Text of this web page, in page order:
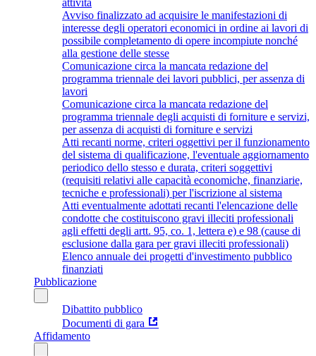
Avviso finalizzato ad acquisire le manifestazioni di
interesse degli operatori economici in ordine ai lavori di
possibile completamento di opere incompiute nonché
alla gestione delle stesse
Comunicazione circa la mancata redazione del
programma triennale dei lavori pubblici, per assenza di
lavori
Comunicazione circa la mancata redazione del
programma triennale degli acquisti di forniture e servizi,
per assenza di acquisti di forniture e servizi
Atti recanti norme, criteri oggettivi per il funzionamento
del sistema di qualificazione, l'eventuale aggiornamento
periodico dello stesso e durata, criteri soggettivi
(requisiti relativi alle capacità economiche, finanziarie,
tecniche e professionali) per l'iscrizione al sistema
Atti eventualmente adottati recanti l'elencazione delle
condotte che costituiscono gravi illeciti professionali
agli effetti degli artt. 95, co. 1, lettera e) e 98 (cause di
esclusione dalla gara per gravi illeciti professionali)
Elenco annuale dei progetti d'investimento pubblico
finanziati
Pubblicazione
Dibattito pubblico
Documenti di gara
Affidamento